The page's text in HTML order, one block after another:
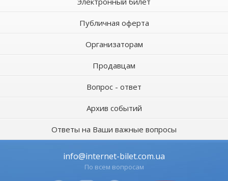
Публичная оферта
Организаторам
Продавцам
Вопрос - ответ
Архив событий
Ответы на Ваши важные вопросы
info@internet-bilet.com.ua
По всем вопросам